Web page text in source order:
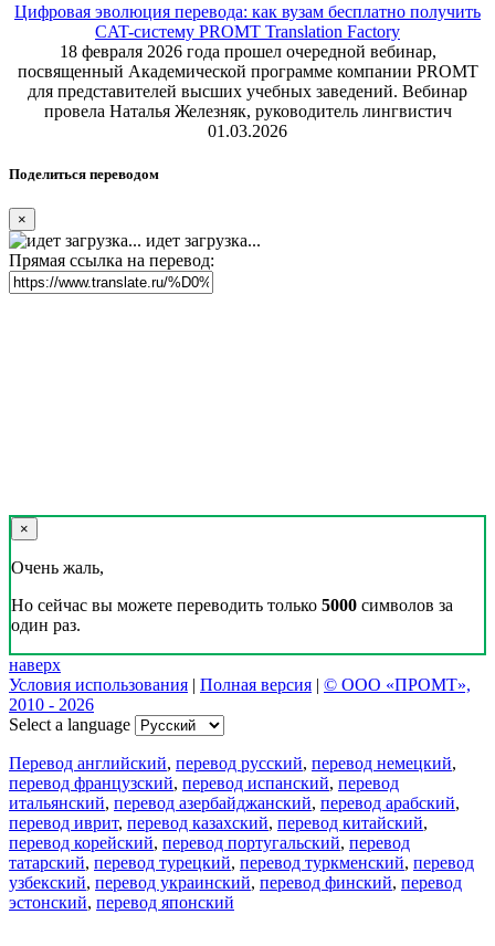
Цифровая эволюция перевода: как вузам бесплатно получить
CAT-систему PROMT Translation Factory
18 февраля 2026 года прошел очередной вебинар,
посвященный Академической программе компании PROMT
для представителей высших учебных заведений. Вебинар
провела Наталья Железняк, руководитель лингвистич
01.03.2026
Поделиться переводом
×
идет загрузка...
Прямая ссылка на перевод:
×
Очень жаль,
Но сейчас вы можете переводить только 5000 символов за
один раз.
наверх
Условия использования | Полная версия | © ООО «ПРОМТ»,
2010 - 2026
Select a language
Перевод английский, перевод русский, перевод немецкий,
перевод французский, перевод испанский, перевод
итальянский, перевод азербайджанский, перевод арабский,
перевод иврит, перевод казахский, перевод китайский,
перевод корейский, перевод португальский, перевод
татарский, перевод турецкий, перевод туркменский, перевод
узбекский, перевод украинский, перевод финский, перевод
эстонский, перевод японский